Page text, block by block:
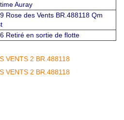
Auray
Rose des Vents BR.488118 Qm
Retiré en sortie de flotte